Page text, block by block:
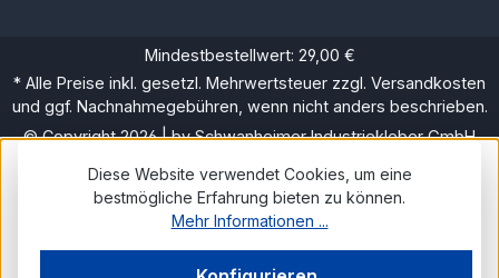
Mindestbestellwert: 29,00 €
* Alle Preise inkl. gesetzl. Mehrwertsteuer zzgl. Versandkosten
und ggf. Nachnahmegebühren, wenn nicht anders beschrieben.
© Copyright 2026 | by Schwanheimer Industriekleber GmbH
Diese Website verwendet Cookies, um eine
bestmögliche Erfahrung bieten zu können.
Mehr Informationen ...